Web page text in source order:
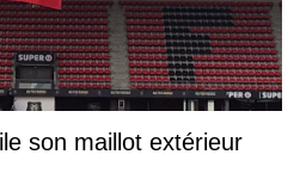
son maillot extérieur